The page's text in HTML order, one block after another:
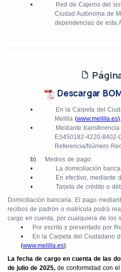
•
Red de Cajeros del
Ciudad Autónoma de
dependencias de esta
Descargar
•
En la Carpeta del
Melilla (www.melilla.es).
•
Mediante
ES450182-4220-
Referencia/Número
b)
Medios de pago:
• La domiciliación
• En efectivo, mediante
•
Tarjeta de crédito o
Domiciliación bancaria. El pago
recibos de padrón o matrícula podrá
cargo en cuenta, por cualquiera de los
• Por escrito y presentado por
•
En la Carpeta del Ciudadano
(www.melilla.es).
La fecha de cargo en cuenta de las
de julio de 2025, de conformidad con el